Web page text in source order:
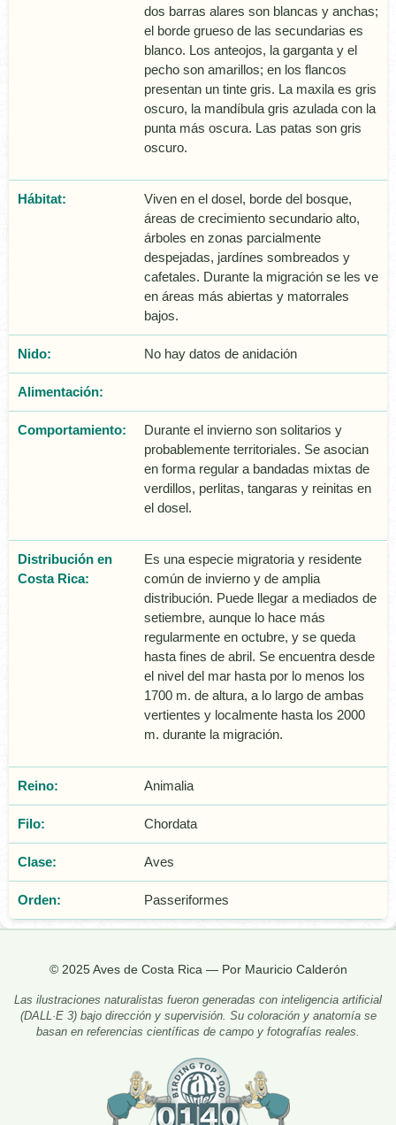
dos barras alares son blancas y anchas;
el borde grueso de las secundarias es
blanco. Los anteojos, la garganta y el
pecho son amarillos; en los flancos
presentan un tinte gris. La maxila es gris
oscuro, la mandí­bula gris azulada con la
punta más oscura. Las patas son gris
oscuro.
Hábitat:
Viven en el dosel, borde del bosque,
áreas de crecimiento secundario alto,
árboles en zonas parcialmente
despejadas, jardí­nes sombreados y
cafetales. Durante la migración se les ve
en áreas más abiertas y matorrales
bajos.
Nido: No hay datos de anidación
Alimentación:
Comportamiento:
Durante el invierno son solitarios y
probablemente territoriales. Se asocian
en forma regular a bandadas mixtas de
verdillos, perlitas, tangaras y reinitas en
el dosel.
Distribución en
Costa Rica:
Es una especie migratoria y residente
común de invierno y de amplia
distribución. Puede llegar a mediados de
setiembre, aunque lo hace más
regularmente en octubre, y se queda
hasta fines de abril. Se encuentra desde
el nivel del mar hasta por lo menos los
1700 m. de altura, a lo largo de ambas
vertientes y localmente hasta los 2000
m. durante la migración.
Reino: Animalia
Filo: Chordata
Clase: Aves
Orden: Passeriformes
© 2025 Aves de Costa Rica — Por Mauricio Calderón
Las ilustraciones naturalistas fueron generadas con inteligencia artificial
(DALL·E 3) bajo dirección y supervisión. Su coloración y anatomía se
basan en referencias científicas de campo y fotografías reales.